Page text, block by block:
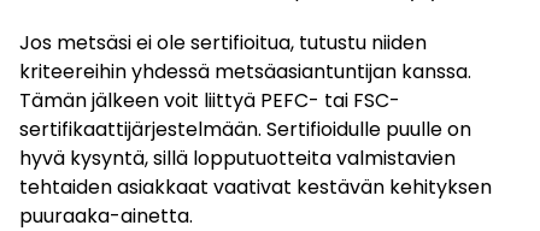
Jos metsäsi ei ole sertifioitua, tutustu niiden
kriteereihin yhdessä metsäasiantuntijan kanssa.
Tämän jälkeen voit liittyä PEFC- tai FSC-
sertifikaattijärjestelmään. Sertifioidulle puulle on
hyvä kysyntä, sillä lopputuotteita valmistavien
tehtaiden asiakkaat vaativat kestävän kehityksen
puuraaka-ainetta.